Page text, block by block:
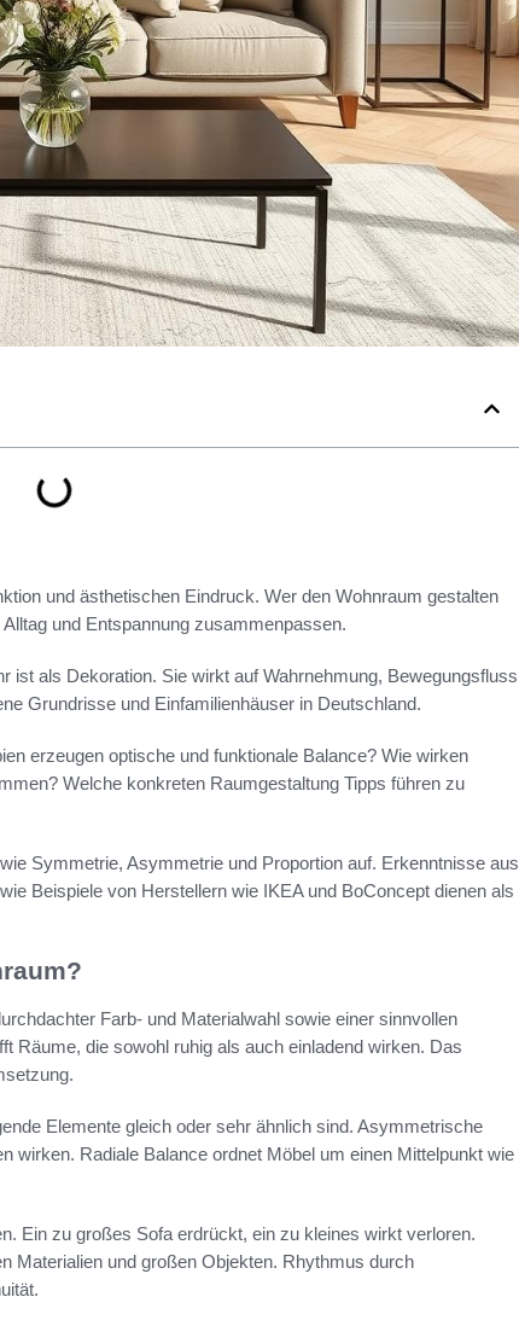
und ästhetischen Eindruck. Wer den Wohnraum gestalten
und Entspannung zusammenpassen.
ist als Dekoration. Sie wirkt auf Wahrnehmung, Bewegungsfluss
Grundrisse und Einfamilienhäuser in Deutschland.
erzeugen optische und funktionale Balance? Wie wirken
Welche konkreten Raumgestaltung Tipps führen zu
Symmetrie, Asymmetrie und Proportion auf. Erkenntnisse aus
Beispiele von Herstellern wie IKEA und BoConcept dienen als
Farb- und Materialwahl sowie einer sinnvollen
Räume, die sowohl ruhig als auch einladend wirken. Das
Elemente gleich oder sehr ähnlich sind. Asymmetrische
wirken. Radiale Balance ordnet Möbel um einen Mittelpunkt wie
Ein zu großes Sofa erdrückt, ein zu kleines wirkt verloren.
Materialien und großen Objekten. Rhythmus durch